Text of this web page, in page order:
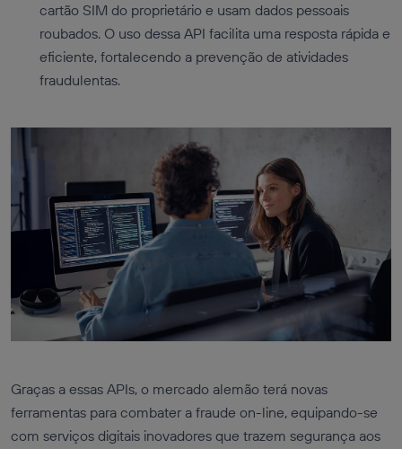
cartão SIM do proprietário e usam dados pessoais
roubados. O uso dessa API facilita uma resposta rápida e
eficiente, fortalecendo a prevenção de atividades
fraudulentas.
Graças a essas APIs, o mercado alemão terá novas
ferramentas para combater a fraude on-line, equipando-se
com serviços digitais inovadores que trazem segurança aos